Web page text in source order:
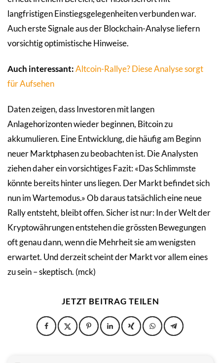
langfristigen Einstiegsgelegenheiten verbunden war.
Auch erste Signale aus der Blockchain-Analyse liefern
vorsichtig optimistische Hinweise.
Auch interessant:Altcoin-Rallye? Diese Analyse sorgt
für Aufsehen
Daten zeigen, dass Investoren mit langen
Anlagehorizonten wieder beginnen, Bitcoin zu
akkumulieren. Eine Entwicklung, die häufig am Beginn
neuer Marktphasen zu beobachten ist. Die Analysten
ziehen daher ein vorsichtiges Fazit: «Das Schlimmste
könnte bereits hinter uns liegen. Der Markt befindet sich
nun im Wartemodus.» Ob daraus tatsächlich eine neue
Rally entsteht, bleibt offen. Sicher ist nur: In der Welt der
Kryptowährungen entstehen die grössten Bewegungen
oft genau dann, wenn die Mehrheit sie am wenigsten
erwartet. Und derzeit scheint der Markt vor allem eines
zu sein – skeptisch. (mck)
JETZT BEITRAG TEILEN